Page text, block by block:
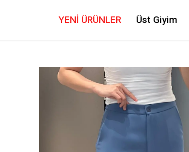
YENİ ÜRÜNLER Üst Giyim